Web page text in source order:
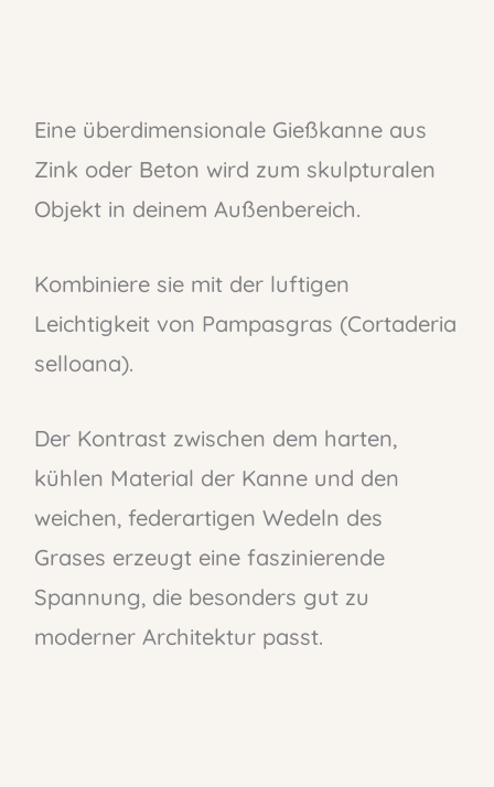
Eine überdimensionale Gießkanne aus
Zink oder Beton wird zum skulpturalen
Objekt in deinem Außenbereich.
Kombiniere sie mit der luftigen
Leichtigkeit von Pampasgras (Cortaderia
selloana).
Der Kontrast zwischen dem harten,
kühlen Material der Kanne und den
weichen, federartigen Wedeln des
Grases erzeugt eine faszinierende
Spannung, die besonders gut zu
moderner Architektur passt.